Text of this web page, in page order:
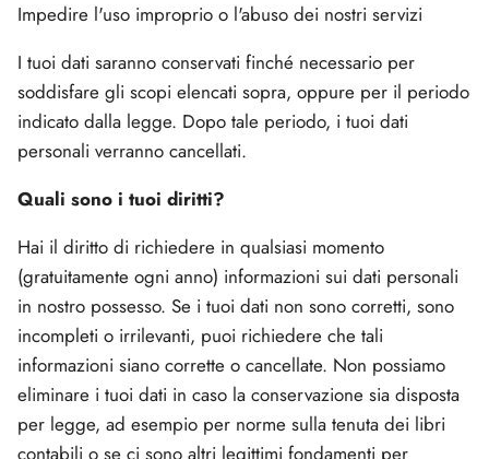
Impedire l'uso improprio o l'abuso dei nostri servizi
I tuoi dati saranno conservati finché necessario per
soddisfare gli scopi elencati sopra, oppure per il periodo
indicato dalla legge. Dopo tale periodo, i tuoi dati
personali verranno cancellati.
Quali sono i tuoi diritti?
Hai il diritto di richiedere in qualsiasi momento
(gratuitamente ogni anno) informazioni sui dati personali
in nostro possesso. Se i tuoi dati non sono corretti, sono
incompleti o irrilevanti, puoi richiedere che tali
informazioni siano corrette o cancellate. Non possiamo
eliminare i tuoi dati in caso la conservazione sia disposta
per legge, ad esempio per norme sulla tenuta dei libri